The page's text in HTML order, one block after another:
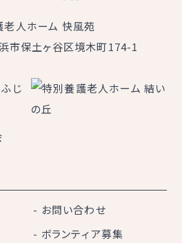
老人ホーム 快風苑
保土ヶ谷区境木町174-1
お問い合わせ
ボランティア募集